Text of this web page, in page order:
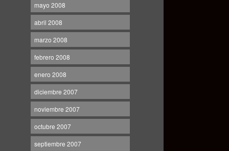
mayo 2008
abril 2008
marzo 2008
febrero 2008
enero 2008
diciembre 2007
noviembre 2007
octubre 2007
septiembre 2007